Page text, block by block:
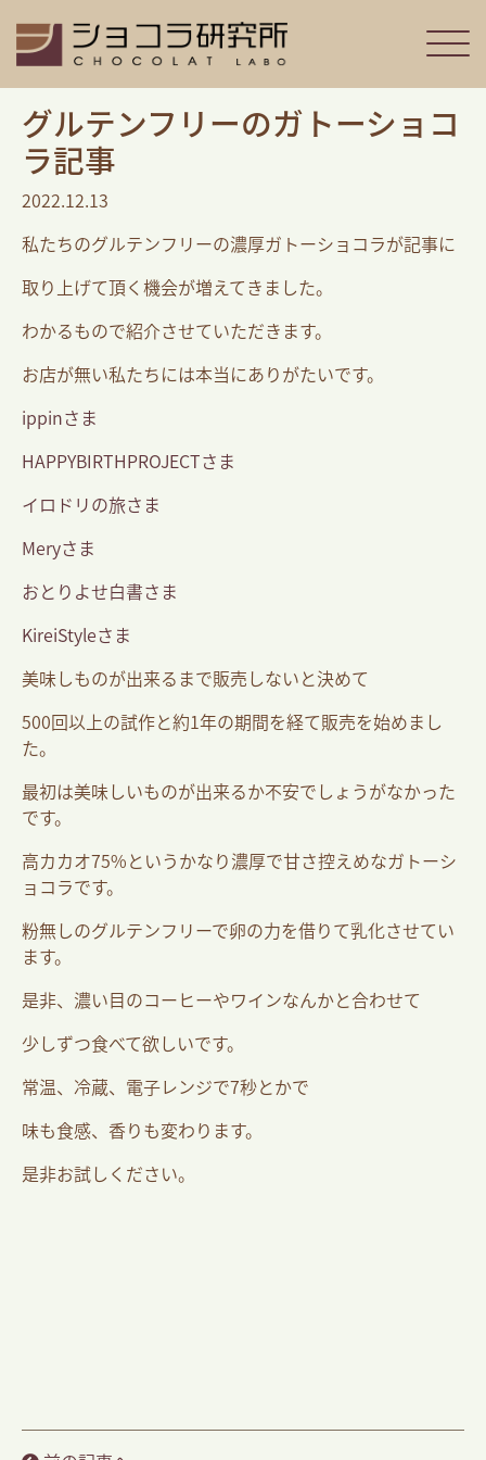
グルテンフリーのガトーショコ
ラ記事
2022.12.13
私たちのグルテンフリーの濃厚ガトーショコラが記事に
取り上げて頂く機会が増えてきました。
わかるもので紹介させていただきます。
お店が無い私たちには本当にありがたいです。
ippinさま
HAPPYBIRTHPROJECTさま
イロドリの旅さま
Meryさま
おとりよせ白書さま
KireiStyleさま
美味しものが出来るまで販売しないと決めて
500回以上の試作と約1年の期間を経て販売を始めまし
た。
最初は美味しいものが出来るか不安でしょうがなかった
です。
高カカオ75%というかなり濃厚で甘さ控えめなガトーシ
ョコラです。
粉無しのグルテンフリーで卵の力を借りて乳化させてい
ます。
是非、濃い目のコーヒーやワインなんかと合わせて
少しずつ食べて欲しいです。
常温、冷蔵、電子レンジで7秒とかで
味も食感、香りも変わります。
是非お試しください。